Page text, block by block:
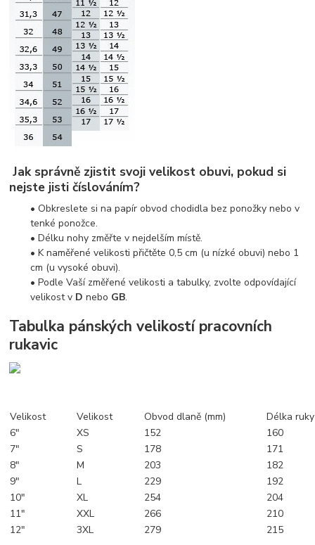
Jak správně zjistit svoji velikost obuvi, pokud si
nejste jisti číslováním?
• Obkreslete si na papír obvod chodidla bez ponožky nebo v
tenké ponožce.
• Délku nohy změřte v nejdelším místě.
• K naměřené velikosti přičtěte 0,5 cm (u nízké obuvi) nebo 1
cm (u vysoké obuvi).
• Podle Vaší změřené velikosti a tabulky, zvolte odpovídající
velikost v D nebo GB.
Tabulka pánských velikostí pracovních
rukavic
Velikost Velikost Obvod dlaně (mm)
Délka
6"
XS 152
160
7"
S 178
171
8"
M 203
182
9"
L 229
192
10"
XL 254
204
11"
XXL 266
210
12"
3XL 279 215